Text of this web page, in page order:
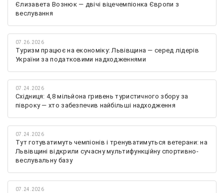
Єлизавета Вознюк — двічі віцечемпіонка Європи з
веслування
07.26.2026
Туризм працює на економіку: Львівщина — серед лідерів
України за податковими надходженнями
07.24.2026
Східниця: 4,8 мільйона гривень туристичного збору за
півроку — хто забезпечив найбільші надходження
07.24.2026
Тут готуватимуть чемпіонів і тренуватимуться ветерани: на
Львівщині відкрили сучасну мультифункційну спортивно-
веслувальну базу
07.24.2026